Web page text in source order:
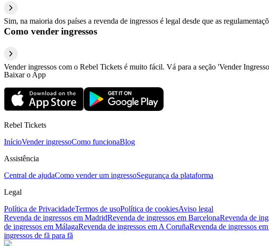
Sim, na maioria dos países a revenda de ingressos é legal desde que as
Como vender ingressos
Vender ingressos com o Rebel Tickets é muito fácil. Vá para a seção 'Vender
Baixar o App
Rebel Tickets
InícioVender ingressoComo funcionaBlog
Assistência
Central de ajudaComo vender um ingressoSegurança da plataforma
Legal
Política de PrivacidadeTermos de usoPolítica de cookiesAviso legal
Revenda de ingressos em MadridRevenda de ingressos em BarcelonaRevenda de
de ingressos em MálagaRevenda de ingressos em A CoruñaRevenda de ingressos
ingressos de fã para fã